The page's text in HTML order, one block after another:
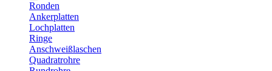
Ronden
Ankerplatten
Lochplatten
Ringe
Anschweißlaschen
Quadratrohre